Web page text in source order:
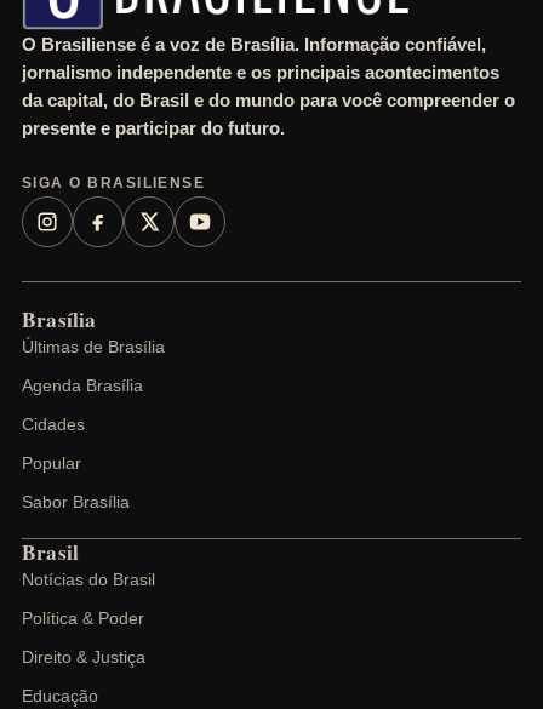
O Brasiliense é a voz de Brasília. Informação confiável,
jornalismo independente e os principais acontecimentos
da capital, do Brasil e do mundo para você compreender o
presente e participar do futuro.
SIGA O BRASILIENSE
Brasília
Últimas de Brasília
Agenda Brasília
Cidades
Popular
Sabor Brasília
Brasil
Notícias do Brasil
Política & Poder
Direito & Justiça
Educação